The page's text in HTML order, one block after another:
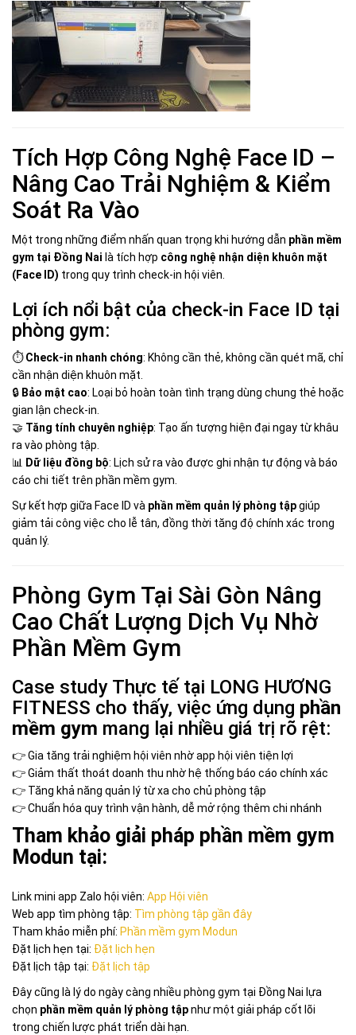
Tích Hợp Công Nghệ Face ID –
Nâng Cao Trải Nghiệm & Kiểm
Soát Ra Vào
Một trong những điểm nhấn quan trọng khi hướng dẫn phần mềm
gym tại Đồng Nai là tích hợp công nghệ nhận diện khuôn mặt
(Face ID) trong quy trình check-in hội viên.
Lợi ích nổi bật của check-in Face ID tại
phòng gym:
⏱Check-in nhanh chóng: Không cần thẻ, không cần quét mã, chỉ
cần nhận diện khuôn mặt.
🔒 Bảo mật cao: Loại bỏ hoàn toàn tình trạng dùng chung thẻ hoặc
gian lận check-in.
🤝 Tăng tính chuyên nghiệp: Tạo ấn tượng hiện đại ngay từ khâu
ra vào phòng tập.
📊 Dữ liệu đồng bộ: Lịch sử ra vào được ghi nhận tự động và báo
cáo chi tiết trên phần mềm gym.
Sự kết hợp giữa Face ID và phần mềm quản lý phòng tậpgiúp
giảm tải công việc cho lễ tân, đồng thời tăng độ chính xác trong
quản lý.
Phòng Gym Tại Sài Gòn Nâng
Cao Chất Lượng Dịch Vụ Nhờ
Phần Mềm Gym
Case study Thực tế tại LONG HƯƠNG
FITNESS cho thấy, việc ứng dụng phần
mềm gym mang lại nhiều giá trị rõ rệt:
👉 Gia tăng trải nghiệm hội viên nhờ app hội viên tiện lợi
👉 Giảm thất thoát doanh thu nhờ hệ thống báo cáo chính xác
👉 Tăng khả năng quản lý từ xa cho chủ phòng tập
👉 Chuẩn hóa quy trình vận hành, dễ mở rộng thêm chi nhánh
Tham khảo giải pháp phần mềm gym
Modun tại:
Link mini app Zalo hội viên: App Hội viên
Web app tìm phòng tập: Tìm phòng tập gần đây
Tham khảo miễn phí: Phần mềm gym Modun
Đặt lịch hẹn tại: Đặt lịch hẹn
Đặt lịch tập tại: Đặt lịch tập
Đây cũng là lý do ngày càng nhiều phòng gym tại Đồng Nai lựa
chọn phần mềm quản lý phòng tậpnhư một giải pháp cốt lõi
trong chiến lược phát triển dài hạn.